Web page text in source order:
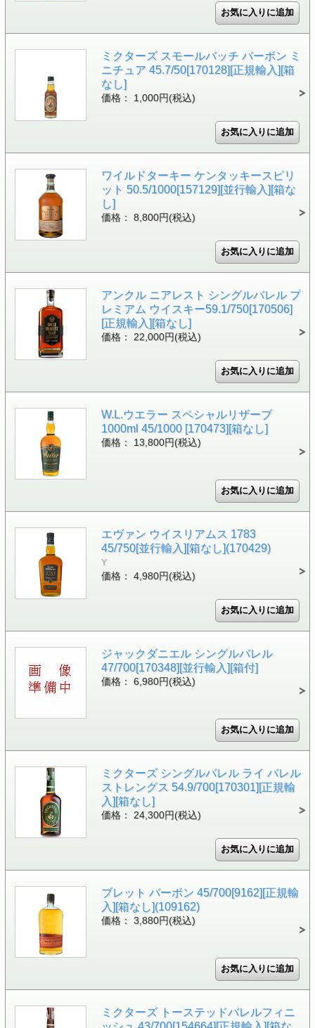
ミクターズ スモールバッチ バーボン ミ
ニチュア 45.7/50[170128][正規輸入][箱
なし]
価格： 1,000円(税込)
ワイルドターキー ケンタッキースピリ
ット 50.5/1000[157129][並行輸入][箱な
し]
価格： 8,800円(税込)
アンクル ニアレスト シングルバレル プ
レミアム ウイスキー59.1/750[170506]
[正規輸入][箱なし]
価格： 22,000円(税込)
W.L.ウエラー スペシャルリザーブ
1000ml 45/1000 [170473][箱なし]
価格： 13,800円(税込)
エヴァン ウイスリアムス 1783
45/750[並行輸入][箱なし](170429)
Y
価格： 4,980円(税込)
ジャックダニエル シングルバレル
47/700[170348][並行輸入][箱付]
価格： 6,980円(税込)
ミクターズ シングルバレル ライ バレル
ストレングス 54.9/700[170301][正規輸
入][箱なし]
価格： 24,300円(税込)
ブレット バーボン 45/700[9162][正規輸
入][箱なし](109162)
価格： 3,880円(税込)
ミクターズ トーステッドバレルフィニ